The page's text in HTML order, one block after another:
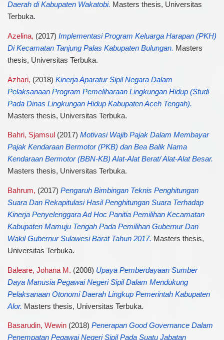
Daerah di Kabupaten Wakatobi. Masters thesis, Universitas
Terbuka.
Azelina, (2017) Implementasi Program Keluarga Harapan (PKH)
Di Kecamatan Tanjung Palas Kabupaten Bulungan. Masters
thesis, Universitas Terbuka.
Azhari, (2018) Kinerja Aparatur Sipil Negara Dalam
Pelaksanaan Program Pemeliharaan Lingkungan Hidup (Studi
Pada Dinas Lingkungan Hidup Kabupaten Aceh Tengah).
Masters thesis, Universitas Terbuka.
Bahri, Sjamsul (2017) Motivasi Wajib Pajak Dalam Membayar
Pajak Kendaraan Bermotor (PKB) dan Bea Balik Nama
Kendaraan Bermotor (BBN-KB) Alat-Alat Berat/ Alat-Alat Besar.
Masters thesis, Universitas Terbuka.
Bahrum, (2017) Pengaruh Bimbingan Teknis Penghitungan
Suara Dan Rekapitulasi Hasil Penghitungan Suara Terhadap
Kinerja Penyelenggara Ad Hoc Panitia Pemilihan Kecamatan
Kabupaten Mamuju Tengah Pada Pemilihan Gubernur Dan
Wakil Gubernur Sulawesi Barat Tahun 2017. Masters thesis,
Universitas Terbuka.
Baleare, Johana M. (2008) Upaya Pemberdayaan Sumber
Daya Manusia Pegawai Negeri Sipil Dalam Mendukung
Pelaksanaan Otonomi Daerah Lingkup Pemerintah Kabupaten
Alor. Masters thesis, Universitas Terbuka.
Basarudin, Wewin(2018) Penerapan Good Governance Dalam
Penempatan Pegawai Negeri Sipil Pada Suatu Jabatan